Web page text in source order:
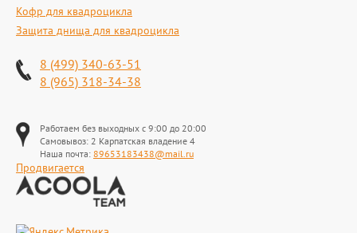
Кофр для квадроцикла
Защита днища для квадроцикла
8 (499) 340-63-51
8 (965) 318-34-38
Работаем без выходных с 9:00 до 20:00
Самовывоз: 2 Карпатская владение 4
Наша почта: 89653183438@mail.ru
Продвигается